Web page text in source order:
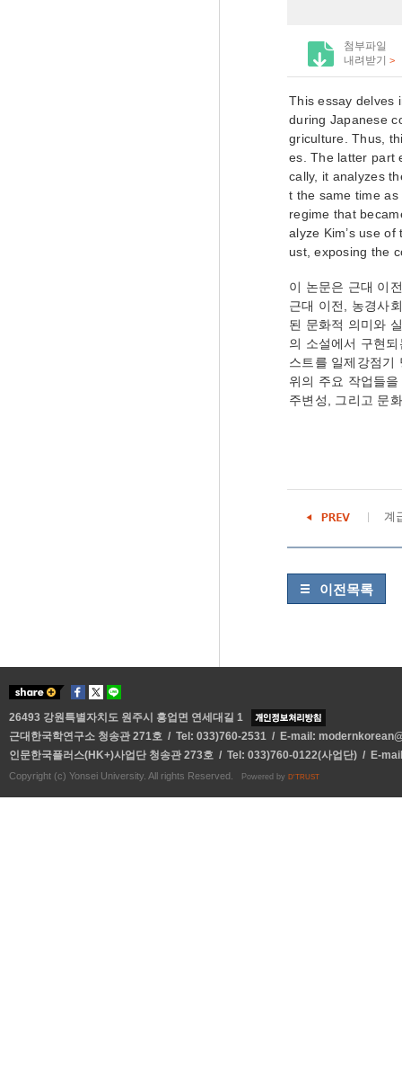
첨부파일
내려받기 >
This essay delves
during Japanese
griculture. Thus,
es. The latter part
cally, it analyzes
t the same time
regime that
alyze Kim’s use
ust, exposing the
이 논문은 근대 이
근대 이전, 농경사
된 문화적 의미와
의 소설에서 구현
스트를 일제강점기
위의 주요 작업들
주변성, 그리고 문
계
이전목록
26493 강원특별자치도 원주시 흥업면 연세대길 1
근대한국학연구소 청송관 271호 / Tel: 033)760-2531 / E-mail:
인문한국플러스(HK+)사업단 청송관 273호 / Tel: 033)760-0122(사업단) / E-
Copyright (c) Yonsei University. All rights Reserved. Powered by D'TRUST